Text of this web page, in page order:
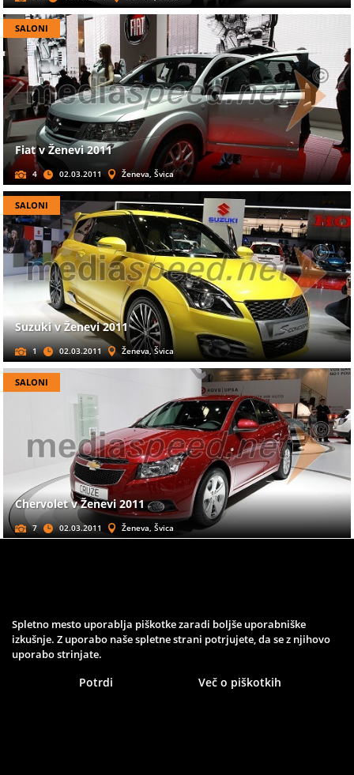
SALONI
Fiat v Ženevi 2011
4 02.03.2011 Ženeva, Švica
SALONI
Suzuki v Ženevi 2011
1 02.03.2011 Ženeva, Švica
SALONI
Chervolet v Ženevi 2011
7 02.03.2011 Ženeva, Švica
Bugatti v Ženevi 2011
Spletno mesto uporablja piškotke zaradi boljše uporabniške
izkušnje. Z uporabo naše spletne strani potrjujete, da se z njihovo
uporabo strinjate.
Potrdi Več o piškotkih